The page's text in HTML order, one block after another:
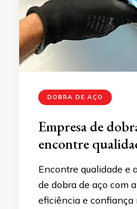
DOBRA DE AÇO
Empresa de
encontre
Encontre qualidade e
de dobra de aço com
eficiência e confiança